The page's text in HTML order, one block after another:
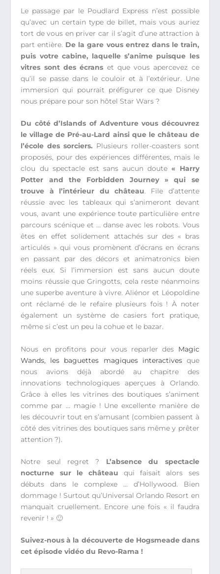
Le passage par le Poudlard Express n’est possible
qu’avec un certain type de billet, mais vous auriez
tort de vous en priver car il s’agit d’une attraction à
part entière. De la gare vous entrez dans le train,
puis votre cabine, laquelle s’anime puisque les
vitres sont des écrans et que vous apercevez ce
qu’il se passe dans le couloir et à l’extérieur. Une
immersion qui pourrait préfigurer ce que Disney
nous prépare pour son hôtel Star Wars ?
Du côté d’Islands of Adventure vous découvrez
le village de Pré-au-Lard ainsi que le château de
l’école des sorciers. Plusieurs roller-coasters sont
proposés, pour des expériences différentes, mais le
clou du spectacle est sans aucun doute« Harry
Potter and the Forbidden Journey » qui se
trouve à l’intérieur du château. File d’attente
réussie avec les tableaux qui s’animeront devant
vous, avant une expérience toute particulière entre
parcours scénique et … danse avec les robots. Vous
êtes en effet solidement attachés sur des « bras
articulés » qui vous promènent d’écrans en écrans
en passant par des décors et animatronics bien
réels eux. Si l’immersion est sans aucun doute
moins réussie que Gringotts, cela reste néanmoins
une superbe aventure à vivre. Aliénor et Léopoldine
ont réclamé de le refaire plusieurs fois ! À noter
également un système de casiers fort pratique,
même si c’est un peu la cohue et le bazar.
Nous en profitons pour vous reparler des Magic
Wands, les baguettes magiques interactivesque
nous avions déjà abordé au chapitre des
innovations technologiques aperçues à Orlando.
Grâce à elles les vitrines des boutiques s’animent
comme par … magie ! Une excellente manière de
les découvrir tout en s’amusant (combien passent à
côté des vitrines des boutiques sans même y prêter
attention ?).
Notre seul regret ? L’absence du spectacle
nocturne sur le château qui faisait alors ses
débuts dans le complexe … d’Hollywood. Bien
dommage ! Surtout qu’Universal Orlando Resort en
manquait cruellement. Encore une fois « il faudra
revenir ! » 🙂
Suivez-nous à la découverte de Hogsmeade dans
cet épisode vidéo du Revo-Rama !